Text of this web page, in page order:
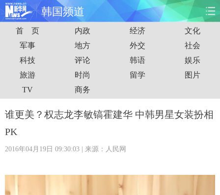
韩国频道
首页 时政 国际 财经
娱乐 体育 人事 教育
时尚 思客
港澳 台湾 华人 汽车
首 页 内政 经济
文化
军事
地方 外交
社会
科技
评论 韩语
娱乐
旅游
时尚 留学
图片
TV
商务
谁更美？权志龙李敏镐霍建华 中韩男星女装扮相
PK
2016年04月19日 09:30:03 | 来源：人民网